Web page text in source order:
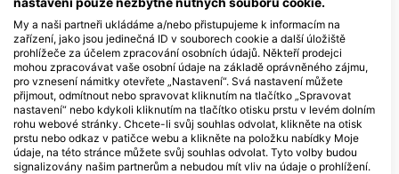
potápěčskou lokalitu
Palawan Scuba Diving
School, Puerto Princesa City
Palawan
350 Rizal Ave, 5300 Puerto
Princessa, Palawan - FilipÍny
ATLANTIS INFINITI
LIVEABOARD
LIPAYO, DAUIN, NEGROS
ORIENTAL PHILIPPINES 6217, 6217
DAUIN, Negros - FilipÍny
My a naši partneři ukládáme a/nebo přistupujeme k informacím na
zařízení, jako jsou jedinečná ID v souborech cookie a další úložiště
prohlížeče za účelem zpracování osobních údajů. Někteří prodejci
mohou zpracovávat vaše osobní údaje na základě oprávněného zájmu,
pro vznesení námitky otevřete „Nastavení“. Svá nastavení můžete
přijmout, odmítnout nebo spravovat kliknutím na tlačítko „Spravovat
nastavení“ nebo kdykoli kliknutím na tlačítko otisku prstu v levém dolním
rohu webové stránky. Chcete-li svůj souhlas odvolat, klikněte na otisk
prstu nebo odkaz v patičce webu a klikněte na položku nabídky Moje
údaje, na této stránce můžete svůj souhlas odvolat. Tyto volby budou
signalizovány našim partnerům a nebudou mít vliv na údaje o prohlížení.